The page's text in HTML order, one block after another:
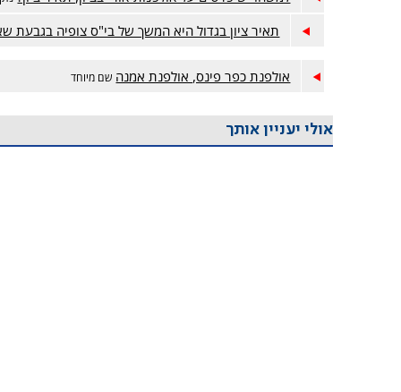
תאיר ציון בגדול היא המשך של בי"ס צופיה בגבעת
אולפנת כפר פינס, אולפנת אמנה שם מיוחד
אולי יעניין אותך